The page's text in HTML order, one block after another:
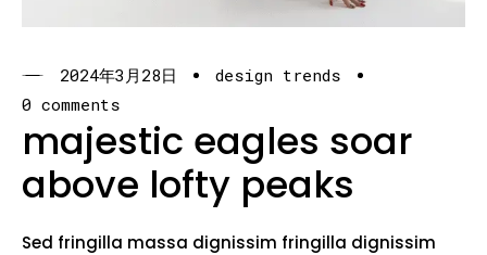
2024年3月28日
design trends
0 comments
majestic eagles soar
above lofty peaks
Sed fringilla massa dignissim fringilla dignissim